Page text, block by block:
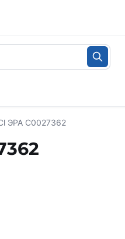
ЭРА C0027362